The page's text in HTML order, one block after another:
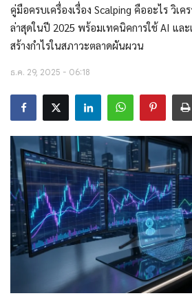
มั่งคั่งทางการเงิน
มั่งคั่งทางความรู้และทักษะ
มั่งคั่งทางข่าวสาร
มั่งคั่งทางสลากกินแบ่งรัฐบาล
มั่งคั่งทางหวยลาว
คู่มือครบเครื่องเรื่อง Scalping คืออะไร วิเ
ล่าสุดในปี 2025 พร้อมเทคนิคการใช้ AI แล
สร้างกำไรในสภาวะตลาดผันผวน
ธ.ค. 29, 2025 - 06:18